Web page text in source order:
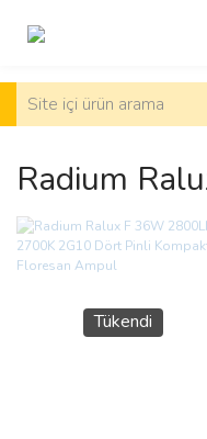
Radium
Tükendi